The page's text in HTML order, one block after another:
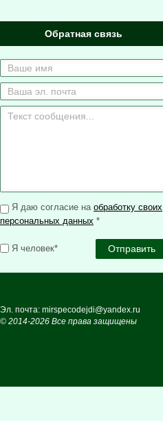
Обратная связь
Я даю согласие на обработку своих
персональных данных *
Я человек*
Эл. почта: mirspecodejdi@yandex.ru
© 2014-2026 Все права защищены